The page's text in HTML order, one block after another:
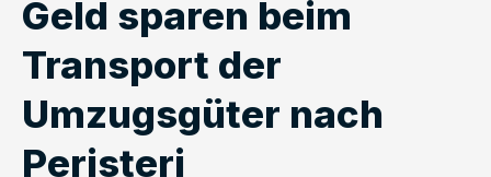
Geld sparen beim
Transport der
Umzugsgüter nach
Peristeri